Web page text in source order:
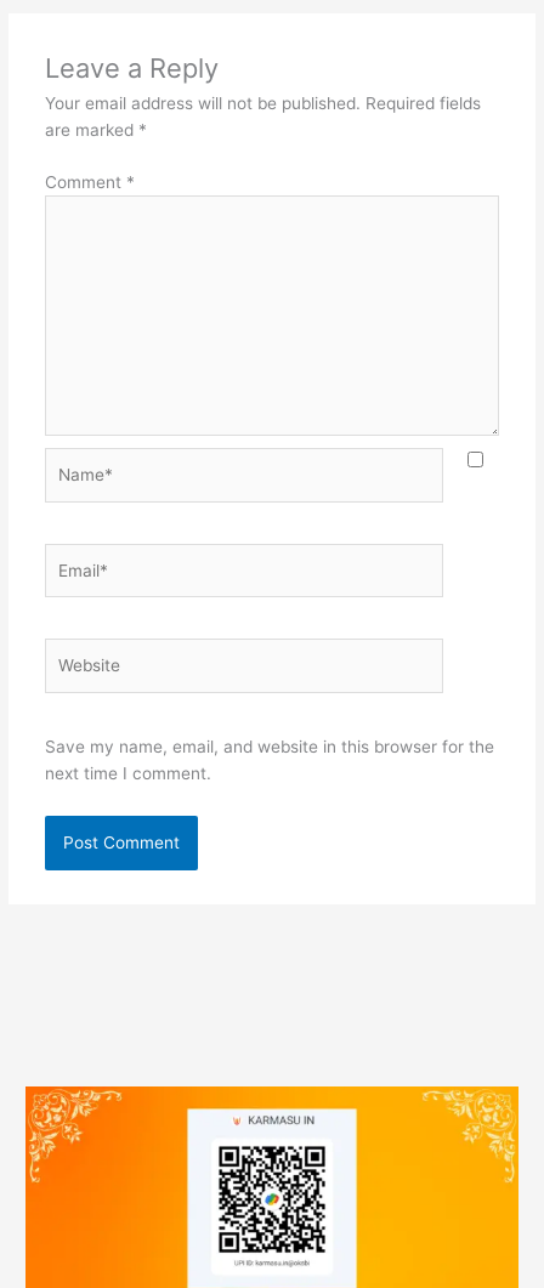
Leave a Reply
Your email address will not be published. Required fields
are marked *
Comment *
Save my name, email, and website in this browser for the
next time I comment.